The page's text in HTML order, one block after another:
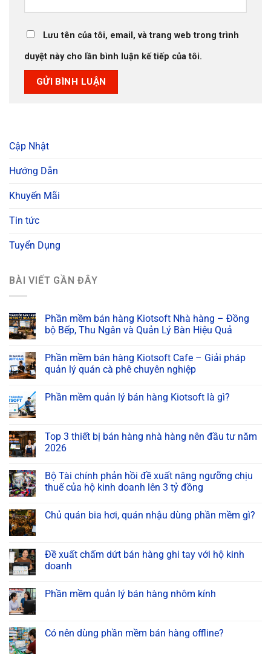
Lưu tên của tôi, email, và trang web trong trình
duyệt này cho lần bình luận kế tiếp của tôi.
Cập Nhật
Hướng Dẫn
Khuyến Mãi
Tin tức
Tuyển Dụng
BÀI VIẾT GẦN ĐÂY
Phần mềm bán hàng Kiotsoft Nhà hàng – Đồng
bộ Bếp, Thu Ngân và Quản Lý Bàn Hiệu Quả
Phần mềm bán hàng Kiotsoft Cafe – Giải pháp
quản lý quán cà phê chuyên nghiệp
Phần mềm quản lý bán hàng Kiotsoft là gì?
Top 3 thiết bị bán hàng nhà hàng nên đầu tư năm
2026
Bộ Tài chính phản hồi đề xuất nâng ngưỡng chịu
thuế của hộ kinh doanh lên 3 tỷ đồng
Chủ quán bia hơi, quán nhậu dùng phần mềm gì?
Đề xuất chấm dứt bán hàng ghi tay với hộ kinh
doanh
Phần mềm quản lý bán hàng nhôm kính
Có nên dùng phần mềm bán hàng offline?